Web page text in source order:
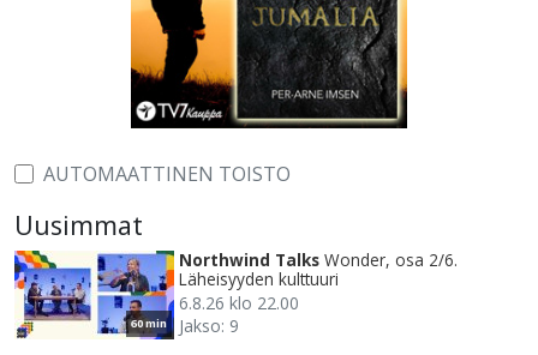
AUTOMAATTINEN TOISTO
Uusimmat
60 min
Northwind Talks Wonder, osa 2/6.
Läheisyyden kulttuuri
6.8.26 klo 22.00
Jakso: 9